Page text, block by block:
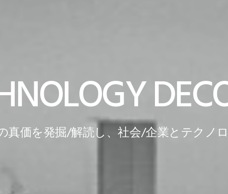
DIGITAL